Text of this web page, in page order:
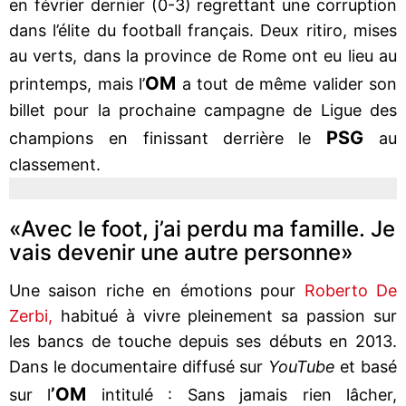
en février dernier (0-3) regrettant une corruption
dans l’élite du football français. Deux ritiro, mises
au verts, dans la province de Rome ont eu lieu au
printemps, mais l’OM a tout de même valider son
billet pour la prochaine campagne de Ligue des
champions en finissant derrière le PSG
au
classement.
«Avec le foot, j’ai perdu ma famille. Je
vais devenir une autre personne»
Une saison riche en émotions pour Roberto De
Zerbi, habitué à vivre pleinement sa passion sur
les bancs de touche depuis ses débuts en 2013.
Dans le documentaire diffusé sur YouTube et basé
sur l’OM intitulé : Sans jamais rien lâcher,